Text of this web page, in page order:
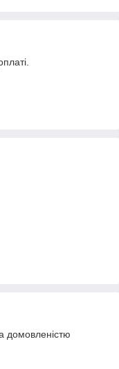
домовленістю